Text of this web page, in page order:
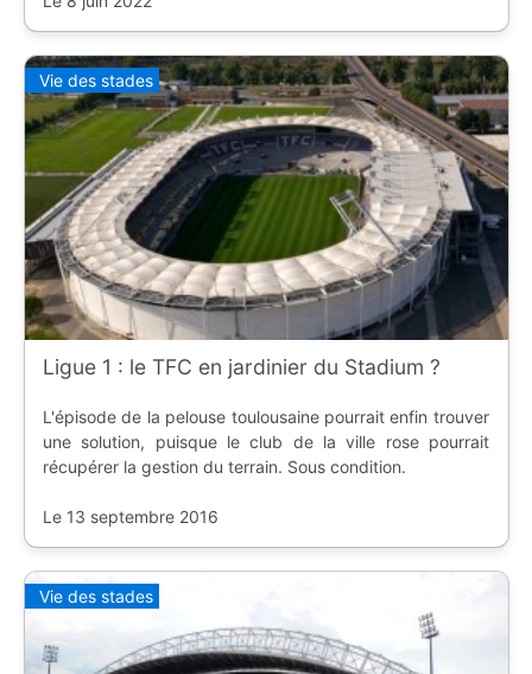
Vie des stades
Ligue 1 : le TFC en jardinier du Stadium ?
L'épisode de la pelouse toulousaine pourrait enfin trouver
une solution, puisque le club de la ville rose pourrait
récupérer la gestion du terrain. Sous condition.
Le 13 septembre 2016
Vie des stades